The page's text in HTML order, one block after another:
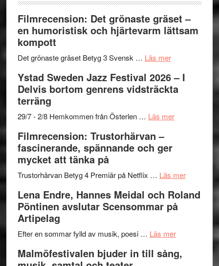
Filmrecension: Det grönaste gräset –
en humoristisk och hjärtevarm lättsam
kompott
Det grönaste gräset Betyg 3 Svensk … Läs merom
Det
grönaste
–
och
lättsam
Ystad Sweden Jazz Festival 2026 – I
Delvis bortom genrens vidsträckta
terräng
29/7 - 2/8 Hemkommen från Österlen … Läs merom
2026
I
Delvis
genrens
terräng
Filmrecension: Trustorhärvan –
fascinerande, spännande och ger
mycket att tänka på
Trustorhärvan Betyg 4 Premiär på Netflix … Läs merom
Lena Endre, Hannes Meidal och Roland
Pöntinen avslutar Scensommar på
Artipelag
Efter en sommar fylld av musik, poesi … Läs merom
Endre,
Malmöfestivalen bjuder in till sång,